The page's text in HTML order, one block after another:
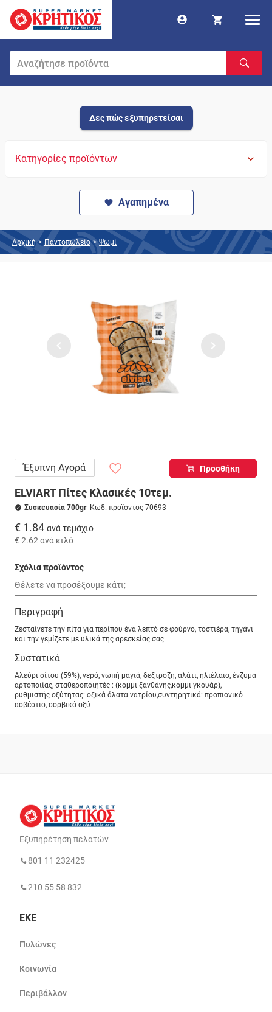
Δες πώς εξυπηρετείσαι
Κατηγορίες προϊόντων
Αγαπημένα
Αρχική > Παντοπωλείο > Ψωμί
Έξυπνη Αγορά Προσθήκη
ELVIART Πίτες Κλασικές 10τεμ.
Συσκευασία 700gr- Κωδ. προϊόντος 70693
€ 1.84 ανά τεμάχιο
€ 2.62 ανά κιλό
Σχόλια προϊόντος
Περιγραφή
Ζεσταίνετε την πίτα για περίπου ένα λεπτό σε φούρνο, τοστιέρα, τηγάνι
και την γεμίζετε με υλικά της αρεσκείας σας
Συστατικά
Αλεύρι σίτου (59%), νερό, νωπή μαγιά, δεξτρόζη, αλάτι, ηλιέλαιο, ένζυμα
αρτοποιίας, σταθεροποιητές : (κόμμι ξανθάνης,κόμμι γκουάρ),
ρυθμιστής οξύτητας: οξικά άλατα νατρίου,συντηρητικά: προπιονικό
ασβέστιο, σορβικό οξύ
Εξυπηρέτηση πελατών
801 11 232425
210 55 58 832
ΕΚΕ
Πυλώνες
Κοινωνία
Περιβάλλον